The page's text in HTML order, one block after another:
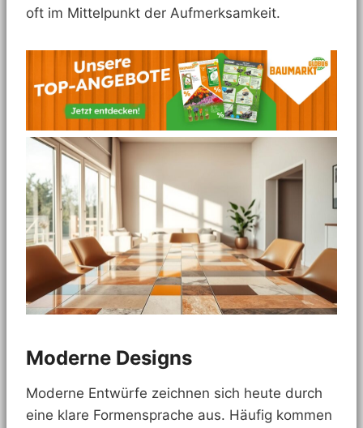
oft im Mittelpunkt der Aufmerksamkeit.
Moderne Designs
Moderne Entwürfe zeichnen sich heute durch
eine klare Formensprache aus. Häufig kommen